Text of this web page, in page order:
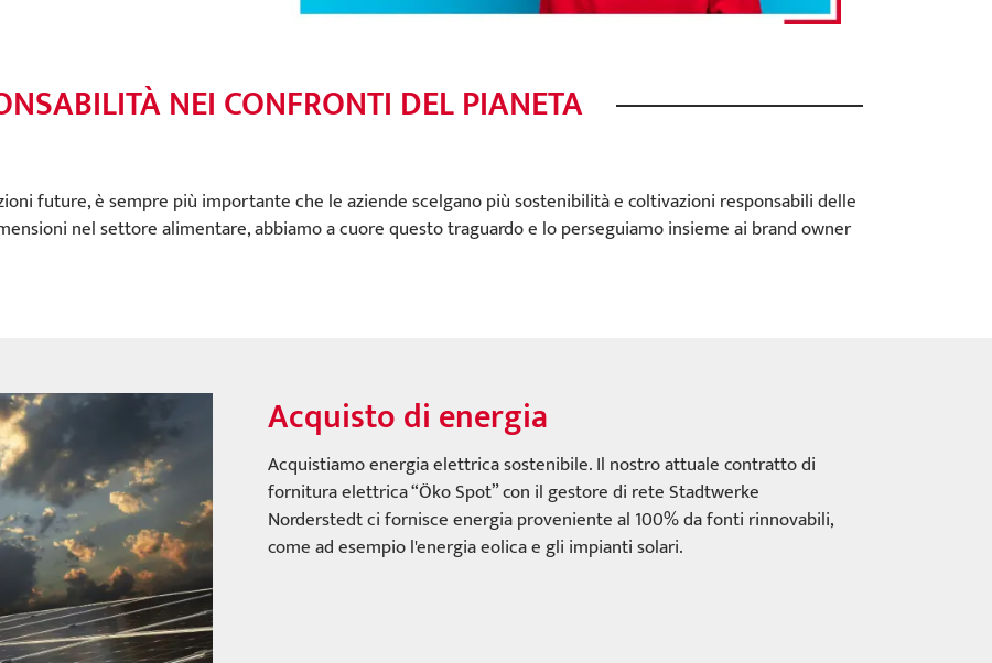
NEI CONFRONTI DEL PIANETA
future, è sempre più importante che le aziende scelgano più sostenibilità e coltivazioni responsabili delle
nel settore alimentare, abbiamo a cuore questo traguardo e lo perseguiamo insieme ai brand owner
Acquisto di energia
Acquistiamo energia elettrica sostenibile. Il nostro attuale contratto di
fornitura elettrica “Öko Spot” con il gestore di rete Stadtwerke
Norderstedt ci fornisce energia proveniente al 100% da fonti rinnovabili,
come ad esempio l'energia eolica e gli impianti solari.